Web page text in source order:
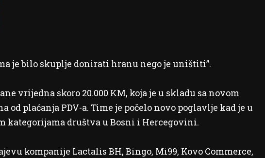
je bilo skuplje donirati hranu nego je uništiti”.
vrijedna skoro 20.000 KM, koja je u skladu sa novom
od plaćanja PDV-a. Time je počelo novo poglavlje kad je u
kategorijama društva u Bosni i Hercegovini.
kompanije Lactalis BH, Bingo, Mi99, Kovo Commerce,